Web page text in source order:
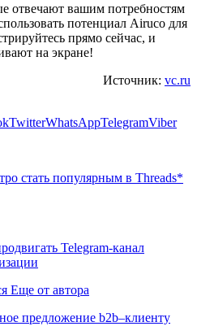
отвечают вашим потребностям
потенциал Airuco для
прямо сейчас, и
на экране!
Источник: vc.ru
TwitterWhatsAppTelegramViber
стать популярным в Threads*
Telegram-канал
Еще от автора
предложение b2b–клиенту